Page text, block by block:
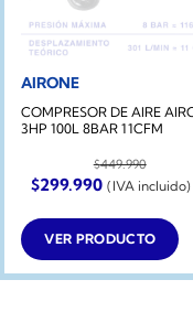
AIRONE
COMPRESOR DE AIRE
3HP 100L 8BAR 11CFM
$449.990
El
precio
era:
$449.990.
$299.990El
precio
es:
$299.990.
(IVA incluido)
VER PRODUCTO